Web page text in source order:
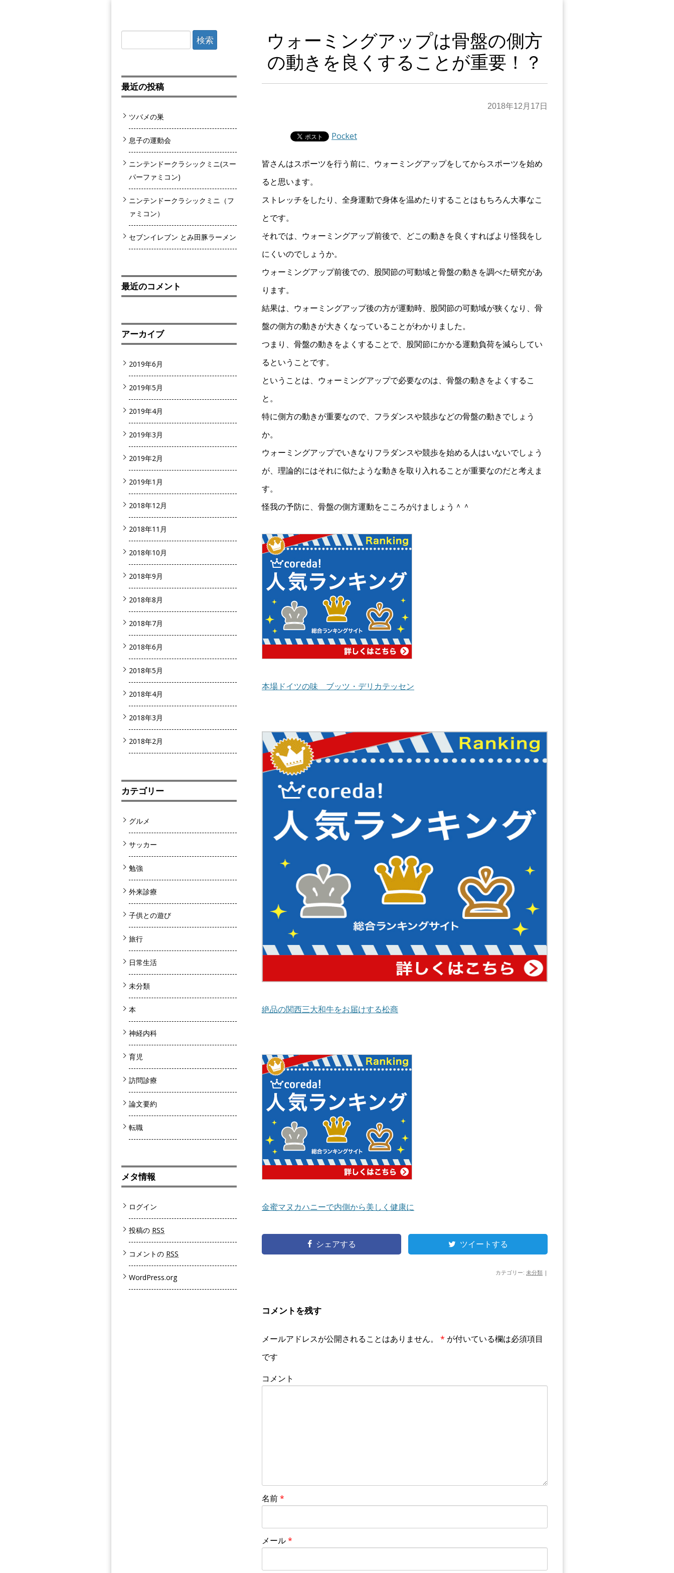
ウォーミングアップは骨盤の側方
の動きを良くすることが重要！？
2018年12月17日
Pocket
皆さんはスポーツを行う前に、ウォーミングアップをしてからスポーツを始め
ると思います。
ストレッチをしたり、全身運動で身体を温めたりすることはもちろん大事なこ
とです。
それでは、ウォーミングアップ前後で、どこの動きを良くすればより怪我をし
にくいのでしょうか。
ウォーミングアップ前後での、股関節の可動域と骨盤の動きを調べた研究があ
ります。
結果は、ウォーミングアップ後の方が運動時、股関節の可動域が狭くなり、骨
盤の側方の動きが大きくなっていることがわかりました。
つまり、骨盤の動きをよくすることで、股関節にかかる運動負荷を減らしてい
るということです。
ということは、ウォーミングアップで必要なのは、骨盤の動きをよくするこ
と。
特に側方の動きが重要なので、フラダンスや競歩などの骨盤の動きでしょう
か。
ウォーミングアップでいきなりフラダンスや競歩を始める人はいないでしょう
が、理論的にはそれに似たような動きを取り入れることが重要なのだと考えま
す。
怪我の予防に、骨盤の側方運動をこころがけましょう＾＾
本場ドイツの味 ブッツ・デリカテッセン
絶品の関西三大和牛をお届けする松商
金蜜マヌカハニーで内側から美しく健康に
シェアする ツイートする
カテゴリー: 未分類 |
コメントを残す
メールアドレスが公開されることはありません。 * が付いている欄は必須項目
です
コメント
名前*
メール*
最近の投稿
ツバメの巣
息子の運動会
ニンテンドークラシックミニ(スー
パーファミコン)
ニンテンドークラシックミニ（フ
ァミコン）
セブンイレブン とみ田豚ラーメン
最近のコメント
アーカイブ
2019年6月
2019年5月
2019年4月
2019年3月
2019年2月
2019年1月
2018年12月
2018年11月
2018年10月
2018年9月
2018年8月
2018年7月
2018年6月
2018年5月
2018年4月
2018年3月
2018年2月
カテゴリー
グルメ
サッカー
勉強
外来診療
子供との遊び
旅行
日常生活
未分類
本
神経内科
育児
訪問診療
論文要約
転職
メタ情報
ログイン
投稿の RSS
コメントの RSS
WordPress.org